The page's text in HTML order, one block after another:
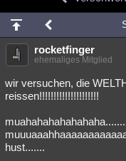
Chat Wiki
meine Rubriken
Menschen
Spiritualität
weitere Rubriken
Philosophie
rocketfinger
ehemaliges Mitglied
wir versuchen, die
reissen!!!!!!!!!!!!!!!!!!!!!
hust.......